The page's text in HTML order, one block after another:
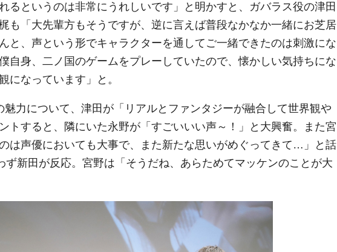
るというのは非常にうれしいです」と明かすと、ガバラス役の津田
も「大先輩方もそうですが、逆に言えば普段なかなか一緒にお芝居
と、声という形でキャラクターを通してご一緒できたのは刺激にな
自身、二ノ国のゲームをプレーしていたので、懐かしい気持ちにな
になっています」と。
力について、津田が「リアルとファンタジーが融合して世界観や
トすると、隣にいた永野が「すごいいい声～！」と大興奮。また宮
は声優においても大事で、また新たな思いがめぐってきて…」と話
ず新田が反応。宮野は「そうだね、あらためてマッケンのことが大